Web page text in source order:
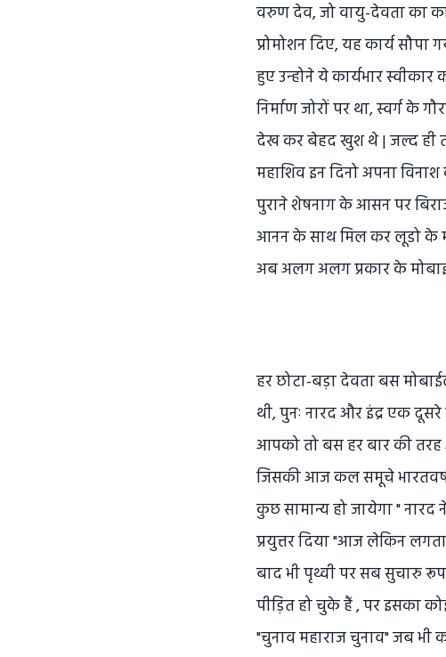
वरुण देव, जो वायु-देवता का
प्रोमोशन दिए, यह कार्य
हुए उन्होने ये कार्यभार
निर्माण जोरों पर था, स्वर्ग के
देख कर बेहद खुश थे | जल्द ही
महाशिव इन दिनो अपना
पुराने शेषनाग के आसन पर
आनन के साथ मिल कर लूडो के
अब अलग अलग प्रकार के
हर छोटा-बड़ा देवता बस
थी, पुनः नारद और इंद्र एक
आपको तो बस हर बार की तरह
जिसकी आज कल समूचे
कुछ सामान्य हो जायेगा "
प्रयुत्तर दिया "आज लेकिन
बाद भी पृथ्वी पर सब सुचारु
पीड़ित हो चुके हैं , पर इसका
"चुनाव महाराज चुनाव" जब भी